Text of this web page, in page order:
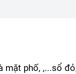
phố, ,...sổ